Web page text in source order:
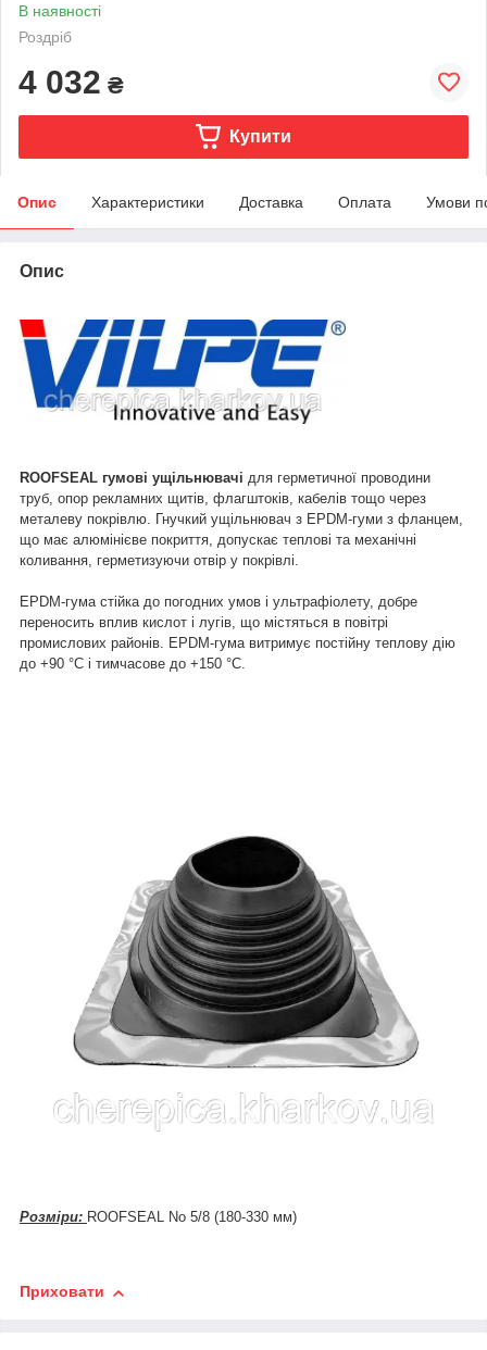
В наявності
Роздріб
4 032 ₴
Купити
Опис Характеристики Доставка Оплата Умови
Опис
ROOFSEAL гумові ущільнювачі для герметичної проводини
труб, опор рекламних щитів, флагштоків, кабелів тощо через
металеву покрівлю. Гнучкий ущільнювач з EPDM-гуми з фланцем,
що має алюмінієве покриття, допускає теплові та механічні
коливання, герметизуючи отвір у покрівлі.
EPDM-гума стійка до погодних умов і ультрафіолету, добре
переносить вплив кислот і лугів, що містяться в повітрі
промислових районів. EPDM-гума витримує постійну теплову дію
до +90 °C і тимчасове до +150 °C.
Розміри: ROOFSEAL No 5/8 (180-330 мм)
Приховати